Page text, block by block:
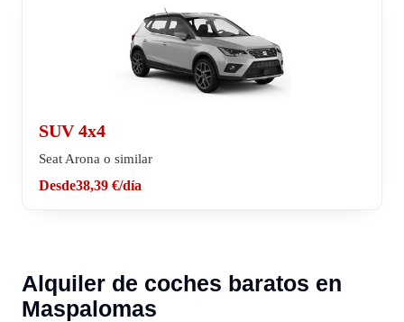
SUV 4x4
Seat Arona o similar
Desde38,39 €/día
Alquiler de coches baratos en
Maspalomas